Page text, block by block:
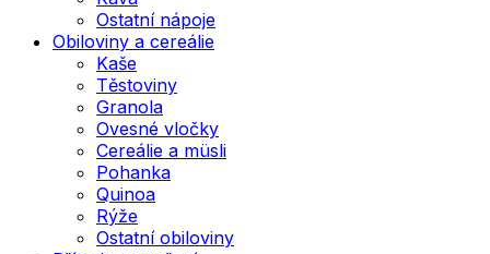
Ostatní nápoje
Obiloviny a cereálie
Kaše
Těstoviny
Granola
Ovesné vločky
Cereálie a müsli
Pohanka
Quinoa
Rýže
Ostatní obiloviny